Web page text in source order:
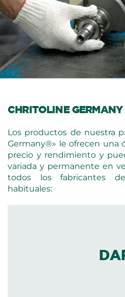
CHRITOLINE GERMANY
Los productos de nuestra
Germany®» le ofrecen una
precio y rendimiento y
variada y permanente en
todos los fabricantes
habituales: